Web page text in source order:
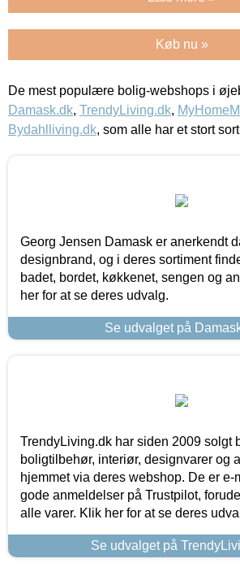
Køb nu »
De mest populære bolig-webshops i
Damask.dk, TrendyLiving.dk,
Bydahlliving.dk, som alle har et stort
Georg Jensen Damask er anerkendt
designbrand, og i deres sortiment
badet, bordet, køkkenet, sengen og
her for at se deres udvalg.
Se udvalget på
TrendyLiving.dk har siden 2009 solgt
boligtilbehør, interiør, designvarer og
hjemmet via deres webshop. De er
gode anmeldelser på Trustpilot,
alle varer. Klik her for at se deres
Se udvalget på